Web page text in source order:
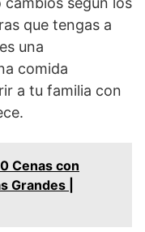
que tengas a
una
comida
a tu familia con
Cenas con
Grandes |